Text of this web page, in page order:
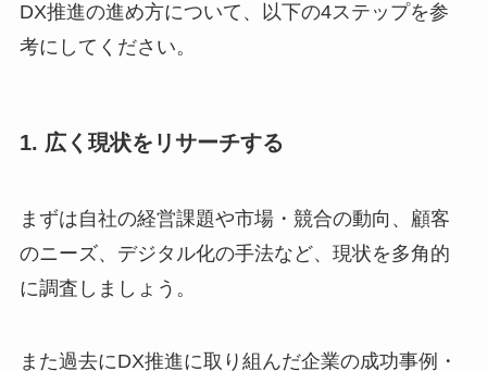
DX推進の進め方について、以下の4ステップを参
考にしてください。
1. 広く現状をリサーチする
まずは自社の経営課題や市場・競合の動向、顧客
のニーズ、デジタル化の手法など、現状を多角的
に調査しましょう。
また過去にDX推進に取り組んだ企業の成功事例・